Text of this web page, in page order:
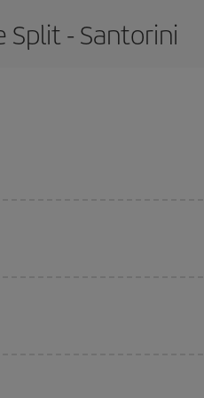
- Santorini
als dies propers
que alguns